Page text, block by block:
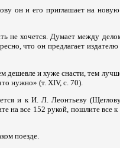
он и его приглашает на новую
не хочется. Думает между
что он предлагает издателю
дешевле и хуже снасти, тем
нужно» (т. XIV, с. 70).
и к И. Л. Леонтьеву
на все 152 рукой, пошлите все
поезде.